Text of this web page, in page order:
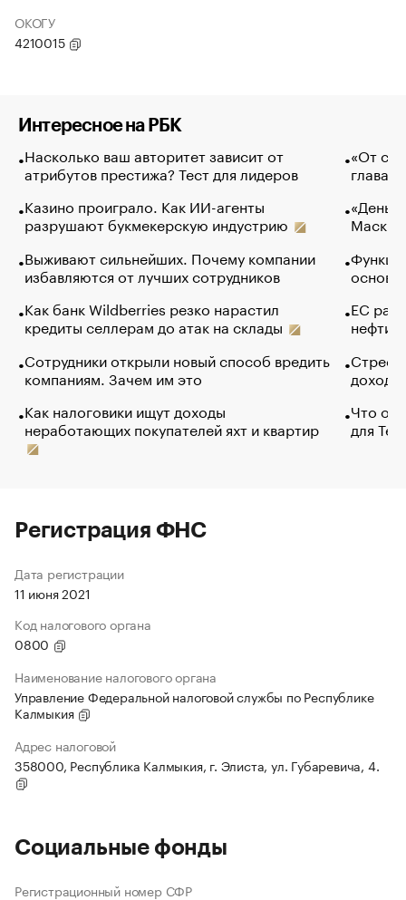
ОКОГУ
4210015
Интересное на РБК
Насколько ваш авторитет зависит от
атрибутов престижа? Тест для лидеров
Казино проиграло. Как ИИ-агенты
разрушают букмекерскую индустрию
Выживают сильнейших. Почему компании
избавляются от лучших сотрудников
Как банк Wildberries резко нарастил
кредиты селлерам до атак на склады
Сотрудники открыли новый способ вредить
компаниям. Зачем им это
Как налоговики ищут доходы
неработающих покупателей яхт и квартир
«От
глава
Маск в
основ
ЕС
нефти
Что
для
Регистрация ФНС
Дата регистрации
11 июня 2021
Код налогового органа
0800
Наименование налогового органа
Управление Федеральной налоговой службы по Республике
Калмыкия
Адрес налоговой
358000, Республика Калмыкия, г. Элиста, ул. Губаревича, 4.
Социальные фонды
Регистрационный номер СФР